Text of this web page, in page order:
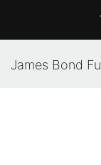
James Bond